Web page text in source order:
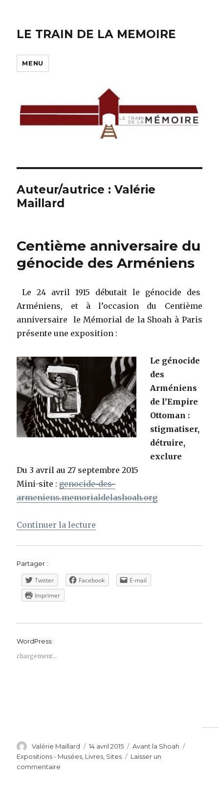
LE TRAIN DE LA MEMOIRE
MENU
Auteur/autrice :Valérie
Maillard
Centième anniversaire du
génocide des Arméniens
Le 24 avril 1915 débutait le génocide des
Arméniens, et à l’occasion du Centième
anniversaire le Mémorial de la Shoah à Paris
présente une exposition :
Le génocide
des
Arméniens
de l’Empire
Ottoman :
stigmatiser,
détruire,
exclure
Du 3 avril au 27 septembre 2015
Mini-site :genocide-des-
armeniens.memorialdelashoah.org
Continuer la lecture
Partager :
Twitter Facebook
E-mail
Imprimer
WordPress:
chargement…
Auteur
Valérie Maillard
Publié
le
14 avril 2015 Catégories
Avant la Shoah
Expositions - Musées Livres Sites
Laisser un
commentaire